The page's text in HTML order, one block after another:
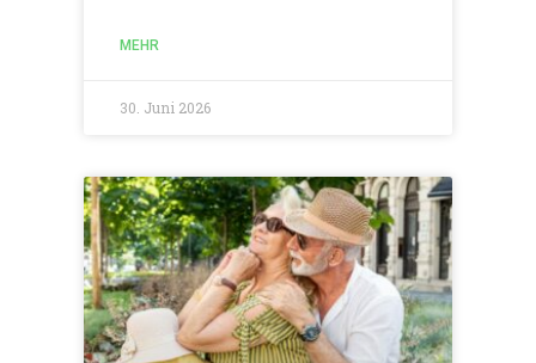
MEHR
30. Juni 2026